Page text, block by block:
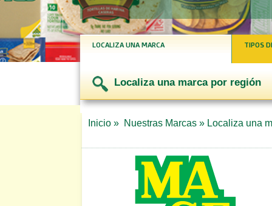
LOCALIZA UNA MARCA TIPOS
Localiza una marca por región
Inicio » Nuestras Marcas » Localiza una